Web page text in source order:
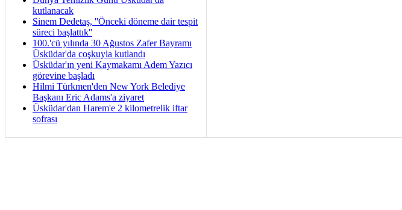
kutlanacak
Sinem Dedetaş, ''Önceki döneme dair tespit
süreci başlattık''
100.'cü yılında 30 Ağustos Zafer Bayramı
Üsküdar'da coşkuyla kutlandı
Üsküdar'ın yeni Kaymakamı Adem Yazıcı
görevine başladı
Hilmi Türkmen'den New York Belediye
Başkanı Eric Adams'a ziyaret
Üsküdar'dan Harem'e 2 kilometrelik iftar
sofrası